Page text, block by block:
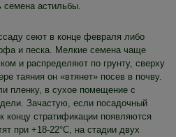
семена астильбы.
сеют в конце февраля либо
и песка. Мелкие семена чаще
и распределяют по грунту, сверху
таяния он «втянет» посев в почву.
пленку, в сухое помещение с
Зачастую, если посадочный
концу стратификации появляются
при +18-22°C, на стадии двух